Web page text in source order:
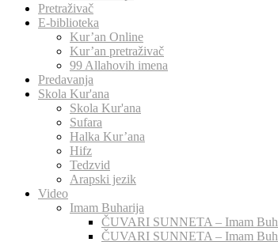
Pretraživač
E-biblioteka
Kur’an Online
Kur’an pretraživač
99 Allahovih imena
Predavanja
Skola Kur'ana
Skola Kur'ana
Sufara
Halka Kur’ana
Hifz
Tedzvid
Arapski jezik
Video
Imam Buharija
ČUVARI SUNNETA – Imam
ČUVARI SUNNETA – Imam